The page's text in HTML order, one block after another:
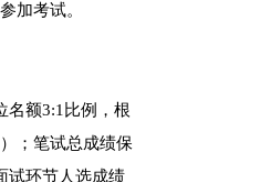
加考试。
名额3:1比例，根
；笔试总成绩保
试环节人选成绩